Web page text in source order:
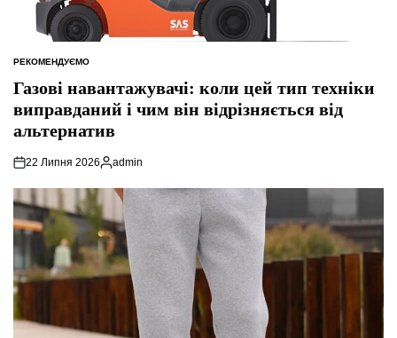
ОПУБЛІКУВАТИ
РЕКОМЕНДУЄМО
Газові навантажувачі: коли цей тип техніки
виправданий і чим він відрізняється від
альтернатив
22 Липня 2026
Опубліковано
admin